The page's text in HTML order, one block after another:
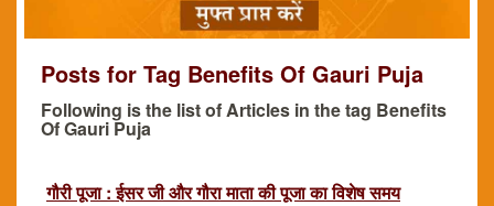
Posts for Tag Benefits Of Gauri Puja
Following is the list of Articles in the tag Benefits
Of Gauri Puja
गौरी पूजा : ईसर जी और गौरा माता की पूजा का विशेष समय